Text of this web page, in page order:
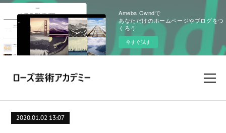
Ameba Owndで
あなただけのホームページやブログをつ
くろう
今すぐ試す
2020.01.02 13:07